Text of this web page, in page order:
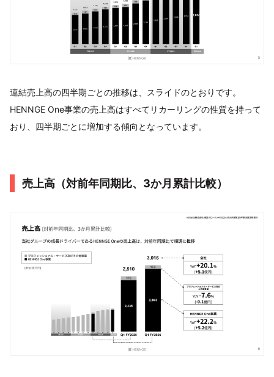
連結売上高の四半期ごとの推移は、スライドのとおりです。
HENNGE One事業の売上高はすべてリカーリングの性質を持って
おり、四半期ごとに増加する傾向となっています。
売上高（対前年同期比、3か月累計比較）